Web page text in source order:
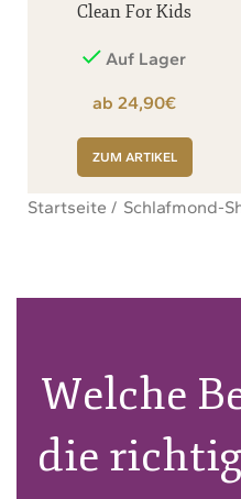
Clean For Kids
Auf Lager
€
ZUM ARTIKEL
Startseite Schlafmond-
Welche
die